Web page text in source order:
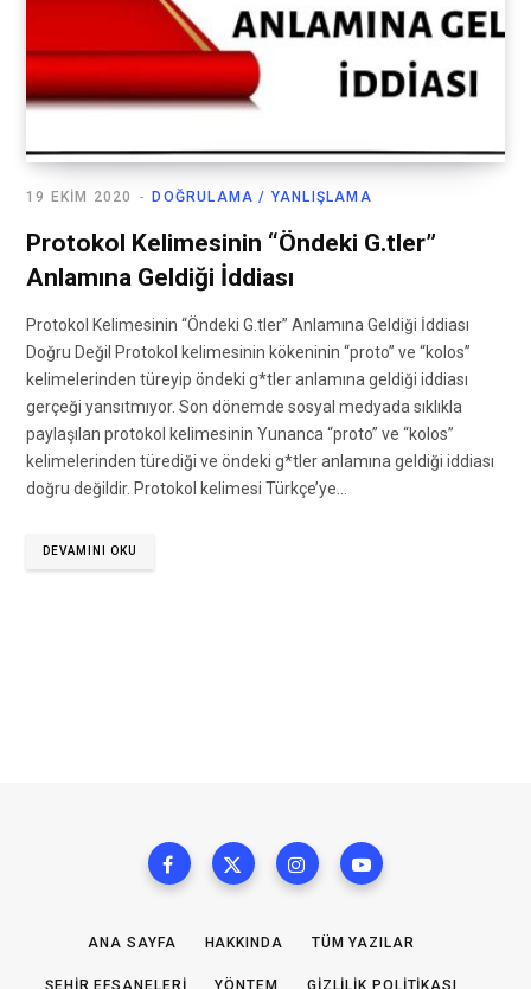
DOĞRULAMA / YANLIŞLAMA
19 EKIM 2020
Protokol Kelimesinin “Öndeki G.tler”
Anlamına Geldiği İddiası
Protokol Kelimesinin “Öndeki G.tler” Anlamına Geldiği İddiası
Doğru Değil Protokol kelimesinin kökeninin “proto” ve “kolos”
kelimelerinden türeyip öndeki g*tler anlamına geldiği iddiası
gerçeği yansıtmıyor. Son dönemde sosyal medyada sıklıkla
paylaşılan protokol kelimesinin Yunanca “proto” ve “kolos”
kelimelerinden türediği ve öndeki g*tler anlamına geldiği iddiası
doğru değildir. Protokol kelimesi Türkçe’ye…
DEVAMINI OKU
ANA SAYFA HAKKINDA TÜM YAZILAR
ŞEHIR EFSANELERI YÖNTEM GIZLILIK POLITIKASI